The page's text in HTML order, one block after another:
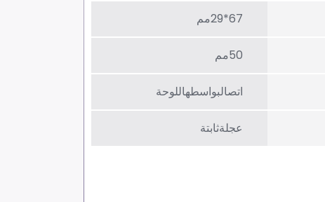
67*29مم
50مم
اتصالبواسطهاللوحة
عجلةثابتة